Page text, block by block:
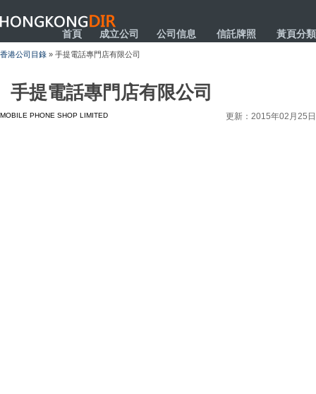
HONGKONGDIR
首頁 成立公司 公司信息 信託牌照 黃頁分類
香港公司目錄 » 手提電話專門店有限公司
手提電話專門店有限公司
MOBILE PHONE SHOP LIMITED 更新：2015年02月25日